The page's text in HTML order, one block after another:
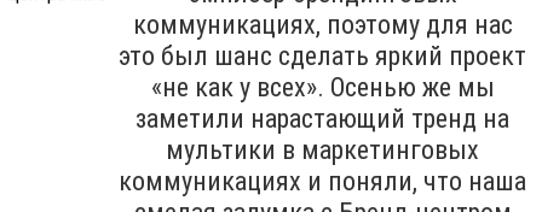
коммуникациях, поэтому для нас
это был шанс сделать яркий проект
«не как у всех». Осенью же мы
заметили нарастающий тренд на
мультики в маркетинговых
коммуникациях и поняли, что наша